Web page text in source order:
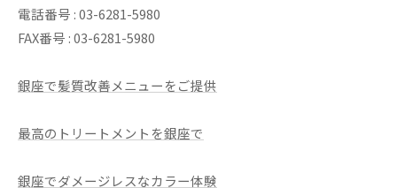
電話番号 : 03-6281-5980
FAX番号 : 03-6281-5980
銀座で髪質改善メニューをご提供
最高のトリートメントを銀座で
銀座でダメージレスなカラー体験